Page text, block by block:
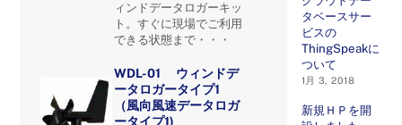
ィンドデータロガーキッ
ト。すぐに現場でご利用
できる状態まで・・・
WDL-01 ウィンドデ
ータロガータイプ1
（風向風速データロガ
ータイプ1)
タベースサー
ビスの
ThingSpeakに
ついて
1月 3, 2018
新規ＨＰを開